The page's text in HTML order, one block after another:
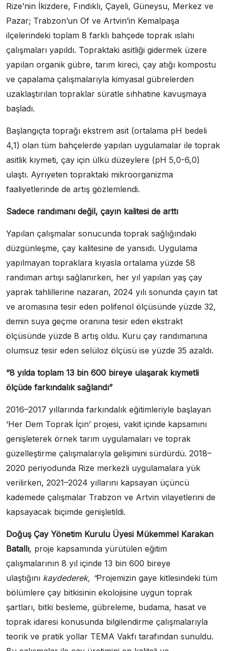
Rize’nin İkizdere, Fındıklı, Çayeli, Güneysu, Merkez ve
Pazar; Trabzon’un Of ve Artvin’in Kemalpaşa
ilçelerindeki toplam 8 farklı bahçede toprak ıslahı
çalışmaları yapıldı. Topraktaki asitliği gidermek üzere
yapılan organik gübre, tarım kireci, çay atığı kompostu
ve çapalama çalışmalarıyla kimyasal gübrelerden
uzaklaştırılan topraklar süratle sıhhatine kavuşmaya
başladı.
Başlangıçta toprağı ekstrem asit (ortalama pH bedeli
4,1) olan tüm bahçelerde yapılan uygulamalar ile toprak
asitlik kıymeti, çay için ülkü düzeylere (pH 5,0-6,0)
ulaştı. Ayrıyeten topraktaki mikroorganizma
faaliyetlerinde de artış gözlemlendi.
Sadece randımanı değil, çayın kalitesi de arttı
Yapılan çalışmalar sonucunda toprak sağlığındaki
düzgünleşme, çay kalitesine de yansıdı. Uygulama
yapılmayan topraklara kıyasla ortalama yüzde 58
randıman artışı sağlanırken, her yıl yapılan yaş çay
yaprak tahlillerine nazaran, 2024 yılı sonunda çayın tat
ve aromasına tesir eden polifenol ölçüsünde yüzde 32,
demin suya geçme oranına tesir eden ekstrakt
ölçüsünde yüzde 8 artış oldu. Kuru çay randımanına
olumsuz tesir eden selüloz ölçüsü ise yüzde 35 azaldı.
“8 yılda toplam 13 bin 600 bireye ulaşarak kıymetli
ölçüde farkındalık sağlandı”
2016–2017 yıllarında farkındalık eğitimleriyle başlayan
‘Her Dem Toprak İçin’ projesi, vakit içinde kapsamını
genişleterek örnek tarım uygulamaları ve toprak
güzelleştirme çalışmalarıyla gelişimini sürdürdü. 2018–
2020 periyodunda Rize merkezli uygulamalara yük
verilirken, 2021–2024 yıllarını kapsayan üçüncü
kademede çalışmalar Trabzon ve Artvin vilayetlerini de
kapsayacak biçimde genişletildi.
Doğuş Çay Yönetim Kurulu Üyesi Mükemmel Karakan
Batallı, proje kapsamında yürütülen eğitim
çalışmalarının 8 yıl içinde 13 bin 600 bireye
ulaştığını kaydederek, “Projemizin gaye kitlesindeki tüm
bölümlere çay bitkisinin ekolojisine uygun toprak
şartları, bitki besleme, gübreleme, budama, hasat ve
toprak idaresi konusunda bilgilendirme çalışmalarıyla
teorik ve pratik yollar TEMA Vakfı tarafından sunuldu.